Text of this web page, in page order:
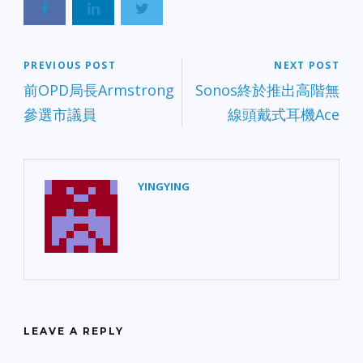
PREVIOUS POST
前OPD局長Armstrong
參選市議員
NEXT POST
Sonos終於推出高階無
線頭戴式耳機Ace
YINGYING
LEAVE A REPLY